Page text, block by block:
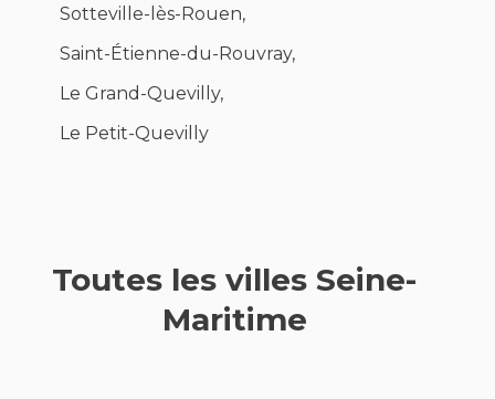
Sotteville-lès-Rouen,
Saint-Étienne-du-Rouvray,
Le Grand-Quevilly,
Le Petit-Quevilly
Toutes les villes Seine-
Maritime